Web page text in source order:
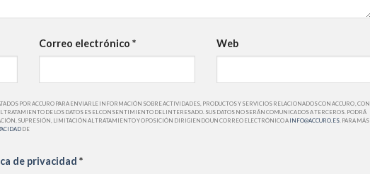
Correo electrónico * Web
POR ACCURO PARA ENVIARLE INFORMACIÓN SOBRE ACTIVIDADES, PRODUCTOS Y SERVICIOS RELACIONADOS CON ACCURO , CON
TRATAMIENTO DE LOS DATOS ES EL CONSENTIMIENTO DEL INTERESADO. SUS DATOS NO SERÁN COMUNICADOS A TERCEROS. PODRÁ
SUPRESIÓN, LIMITACIÓN AL TRATAMIENTO Y OPOSICIÓN DIRIGIENDO UN CORREO ELECTRÓNICO A INFO@ACCURO.ES. PARA MÁS
DE
de privacidad *